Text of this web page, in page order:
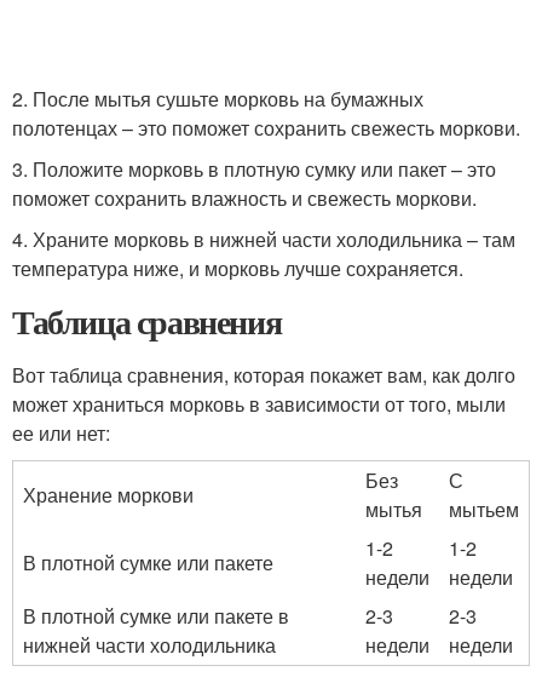
2. После мытья сушьте морковь на бумажных
полотенцах – это поможет сохранить свежесть моркови.
3. Положите морковь в плотную сумку или пакет – это
поможет сохранить влажность и свежесть моркови.
4. Храните морковь в нижней части холодильника – там
температура ниже, и морковь лучше сохраняется.
Таблица сравнения
Вот таблица сравнения, которая покажет вам, как долго
может храниться морковь в зависимости от того, мыли
ее или нет:
Хранение моркови
Без
мытья
С
мытьем
В плотной сумке или пакете
1-2
недели
1-2
недели
В плотной сумке или пакете в
нижней части холодильника
2-3
недели
2-3
недели